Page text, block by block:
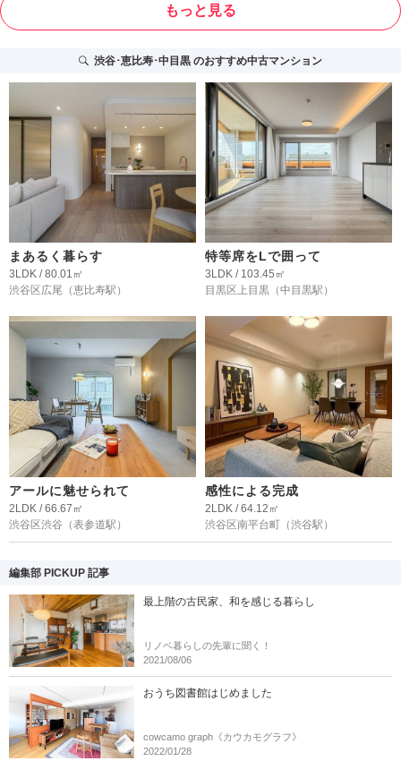
もっと見る
渋谷･恵比寿･中目黒のおすすめ中古マンション
まあるく暮らす
3LDK / 80.01㎡
渋谷区広尾 （恵比寿駅）
特等席をLで囲って
3LDK / 103.45㎡
目黒区上目黒 （中目黒駅）
アールに魅せられて
2LDK / 66.67㎡
渋谷区渋谷 （表参道駅）
感性による完成
2LDK / 64.12㎡
渋谷区南平台町 （渋谷駅）
編集部 PICKUP 記事
最上階の古民家、和を感じる暮らし
リノベ暮らしの先輩に聞く！
2021/08/06
おうち図書館はじめました
cowcamo graph《カウカモグラフ》
2022/01/28